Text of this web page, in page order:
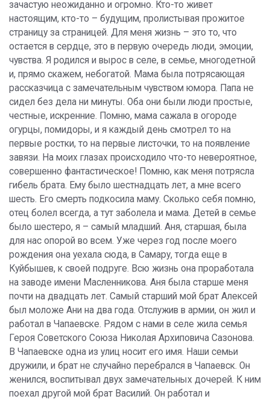
зачастую неожиданно и огромно. Кто-то живет
настоящим, кто-то – будущим, пролистывая прожитое
страницу за страницей. Для меня жизнь – это то, что
остается в сердце, это в первую очередь люди, эмоции,
чувства. Я родился и вырос в селе, в семье, многодетной
и, прямо скажем, небогатой. Мама была потрясающая
рассказчица с замечательным чувством юмора. Папа не
сидел без дела ни минуты. Оба они были люди простые,
честные, искренние. Помню, мама сажала в огороде
огурцы, помидоры, и я каждый день смотрел то на
первые ростки, то на первые листочки, то на появление
завязи. На моих глазах происходило что-то невероятное,
совершенно фантастическое! Помню, как меня потрясла
гибель брата. Ему было шестнадцать лет, а мне всего
шесть. Его смерть подкосила маму. Сколько себя помню,
отец болел всегда, а тут заболела и мама. Детей в семье
было шестеро, я – самый младший. Аня, старшая, была
для нас опорой во всем. Уже через год после моего
рождения она уехала сюда, в Самару, тогда еще в
Куйбышев, к своей подруге. Всю жизнь она проработала
на заводе имени Масленникова. Аня была старше меня
почти на двадцать лет. Самый старший мой брат Алексей
был моложе Ани на два года. Отслужив в армии, он жил и
работал в Чапаевске. Рядом с нами в селе жила семья
Героя Советского Союза Николая Архиповича Сазонова.
В Чапаевске одна из улиц носит его имя. Наши семьи
дружили, и брат не случайно перебрался в Чапаевск. Он
женился, воспитывал двух замечательных дочерей. К ним
поехал другой мой брат Василий. Он работал и